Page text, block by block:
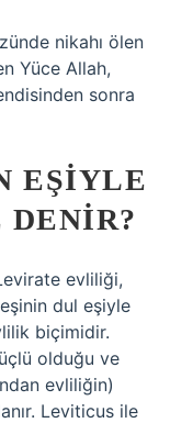
nikahı ölen
Yüce Allah,
sonra
EŞIYLE
DENIR?
evliliği,
dul eşiyle
biçimidir.
olduğu ve
evliliğin)
Leviticus ile